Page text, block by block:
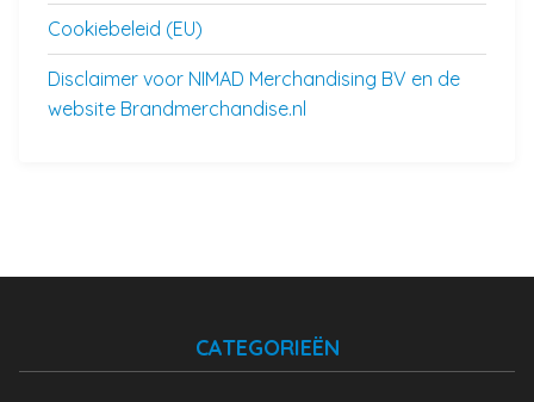
Cookiebeleid (EU)
Disclaimer voor NIMAD Merchandising BV en de
website Brandmerchandise.nl
CATEGORIEËN